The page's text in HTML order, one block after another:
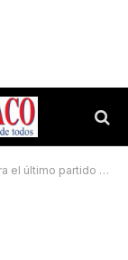
partido de Sarmiento